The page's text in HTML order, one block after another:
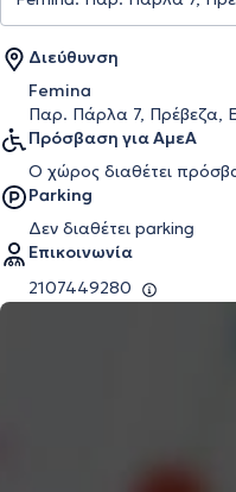
Διεύθυνση
Femina
Παρ. Πάρλα 7, Πρέβεζα,
Πρόσβαση για ΑμεΑ
Ο χώρος διαθέτει
Parking
Δεν διαθέτει parking
Επικοινωνία
2107449280